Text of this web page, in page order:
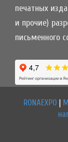
печатных
и прочие)
письменного
RONAEXPO